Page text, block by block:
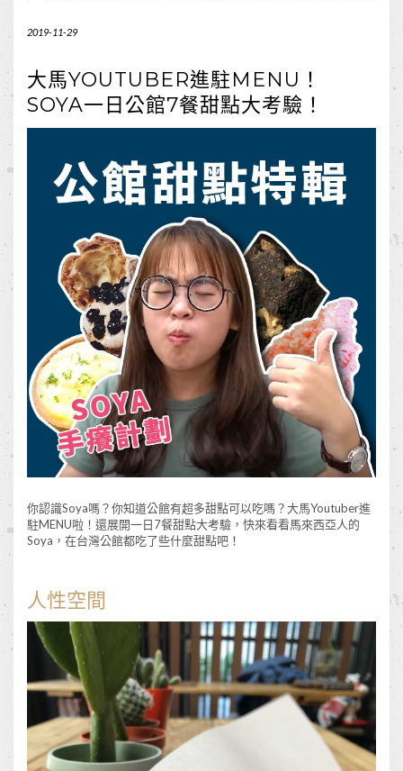
2019-11-29
大馬YOUTUBER進駐MENU！
SOYA一日公館7餐甜點大考驗！
你認識Soya嗎？你知道公館有超多甜點可以吃嗎？大馬Youtuber進
駐MENU啦！還展開一日7餐甜點大考驗，快來看看馬來西亞人的
Soya，在台灣公館都吃了些什麼甜點吧！
人性空間